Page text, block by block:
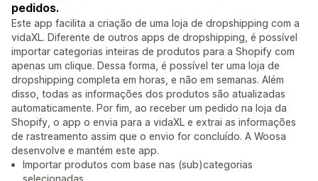
pedidos.
Este app facilita a criação de uma loja de dropshipping com a
vidaXL. Diferente de outros apps de dropshipping, é possível
importar categorias inteiras de produtos para a Shopify com
apenas um clique. Dessa forma, é possível ter uma loja de
dropshipping completa em horas, e não em semanas. Além
disso, todas as informações dos produtos são atualizadas
automaticamente. Por fim, ao receber um pedido na loja da
Shopify, o app o envia para a vidaXL e extrai as informações
de rastreamento assim que o envio for concluído. A Woosa
desenvolve e mantém este app.
Importar produtos com base nas (sub)categorias